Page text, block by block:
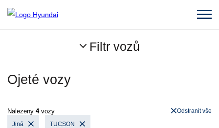
Filtr vozů
Ojeté vozy
Nalezeny 4vozy
Jiná TUCSON
Odstranit vše